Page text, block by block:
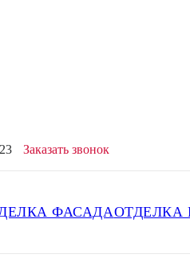
Заказать звонок
ФАСАДАОТДЕЛКА